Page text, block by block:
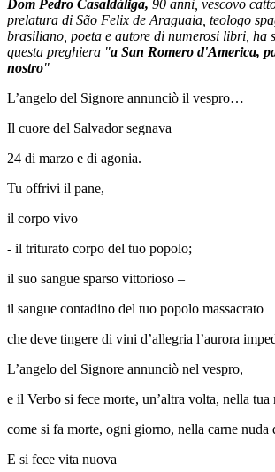
Dom Pedro Casaldáliga, 90 anni, vescovo
prelatura di São Felix de Araguaia, teologo
brasiliano, poeta e autore di numerosi libri, ha
questa preghiera "a San Romero d'America,
nostro"
L’angelo del Signore annunciò il vespro…
Il cuore del Salvador segnava
24 di marzo e di agonia.
Tu offrivi il pane,
il corpo vivo
- il triturato corpo del tuo popolo;
il suo sangue sparso vittorioso –
il sangue contadino del tuo popolo massacrato
che deve tingere di vini d’allegria l’aurora
L’angelo del Signore annunciò nel vespro,
e il Verbo si fece morte, un’altra volta, nella tua
come si fa morte, ogni giorno, nella carne nuda
E si fece vita nuova